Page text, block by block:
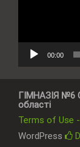
00:00
ГІМНАЗІЯ №6
області
Terms of Use
WordPress